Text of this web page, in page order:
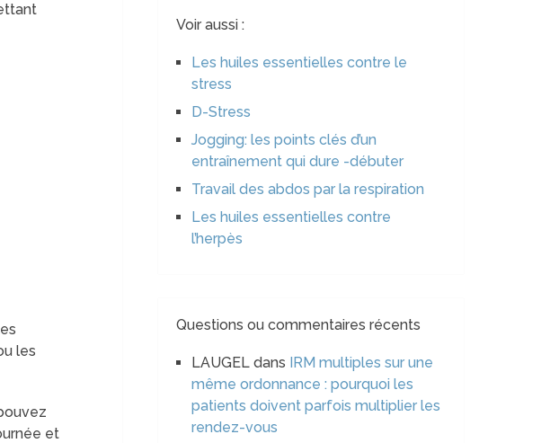
les
et
Voir aussi :
Les huiles essentielles contre le
stress
D-Stress
Jogging: les points clés d’un
entraînement qui dure -débuter
Travail des abdos par la respiration
Les huiles essentielles contre
l’herpès
Questions ou commentaires récents
LAUGEL dans IRM multiples sur une
même ordonnance : pourquoi les
patients doivent parfois multiplier les
rendez-vous